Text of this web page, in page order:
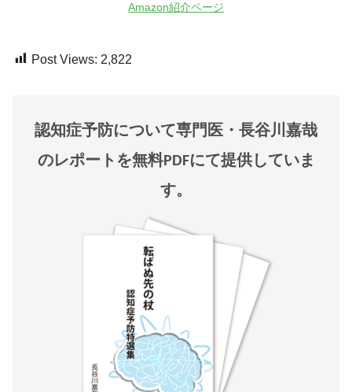
Amazon紹介ページ
Post Views: 2,822
認知症予防について専門医・長谷川嘉哉
のレポートを無料PDFにて提供していま
す。